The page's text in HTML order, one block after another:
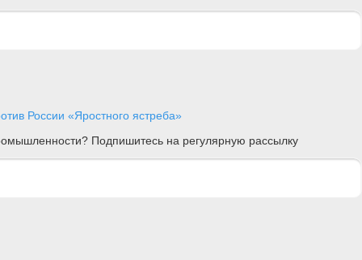
России «Яростного ястреба»
Подпишитесь на регулярную рассылку